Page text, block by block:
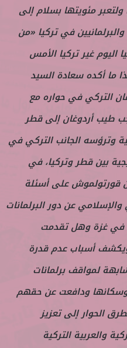
مئويتها بسلام إلى
في تركيا «من
اليوم غير تركيا الأمس
ما أكده سعادة السيد
التركي في حواره مع
طيب أردوغان إلى قطر
وترؤسه الجانب التركي في
بين قطر وتركيا، في
قورتولموش على أسئلة
عن دور البرلمانات
في غزة وهل تقدمت
أسباب عدم قدرة
لمواقف برلمانات
وسكانها ودافعت عن حقهم
الحوار إلى تعزيز
والعربية التركية